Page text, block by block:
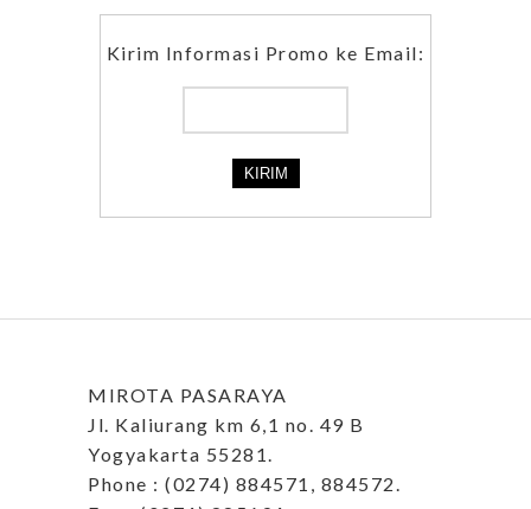
Kirim Informasi Promo ke Email:
MIROTA PASARAYA
Jl. Kaliurang km 6,1 no. 49 B
Yogyakarta 55281.
Phone : (0274) 884571, 884572.